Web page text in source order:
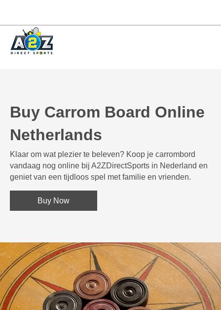
Buy Carrom Board Online
Netherlands
Klaar om wat plezier te beleven? Koop je carrombord
vandaag nog online bij A2ZDirectSports in Nederland en
geniet van een tijdloos spel met familie en vrienden.
Buy Now